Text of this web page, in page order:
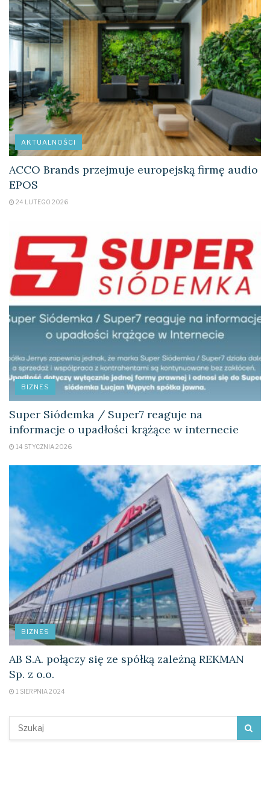
AKTUALNOŚCI
ACCO Brands przejmuje europejską firmę audio
EPOS
24 LUTEGO 2026
BIZNES
Super Siódemka / Super7 reaguje na
informacje o upadłości krążące w internecie
14 STYCZNIA 2026
BIZNES
AB S.A. połączy się ze spółką zależną REKMAN
Sp. z o.o.
1 SIERPNIA 2024